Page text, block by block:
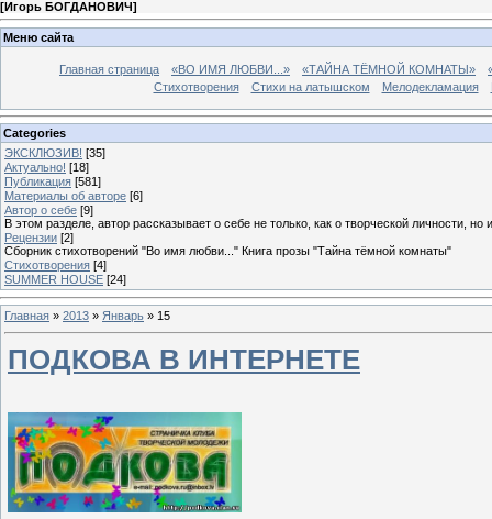
[Игорь БОГДАНОВИЧ]
Меню сайта
Главная страница «ВО ИМЯ ЛЮБВИ...» «ТАЙНА ТЁМНОЙ КОМНАТЫ»
Стихотворения
Стихи на латышском Мелодекламация
Categories
ЭКСКЛЮЗИВ! [35]
Актуально! [18]
Публикация [581]
Материалы об авторе [6]
Автор о себе [9]
В этом разделе, автор рассказывает о себе не только, как о творческой личности,
Рецензии [2]
Сборник стихотворений "Во имя любви..." Книга прозы "Тайна тёмной комнаты"
Стихотворения [4]
SUMMER HOUSE [24]
Главная » 2013 » Январь » 15
ПОДКОВА В ИНТЕРНЕТЕ